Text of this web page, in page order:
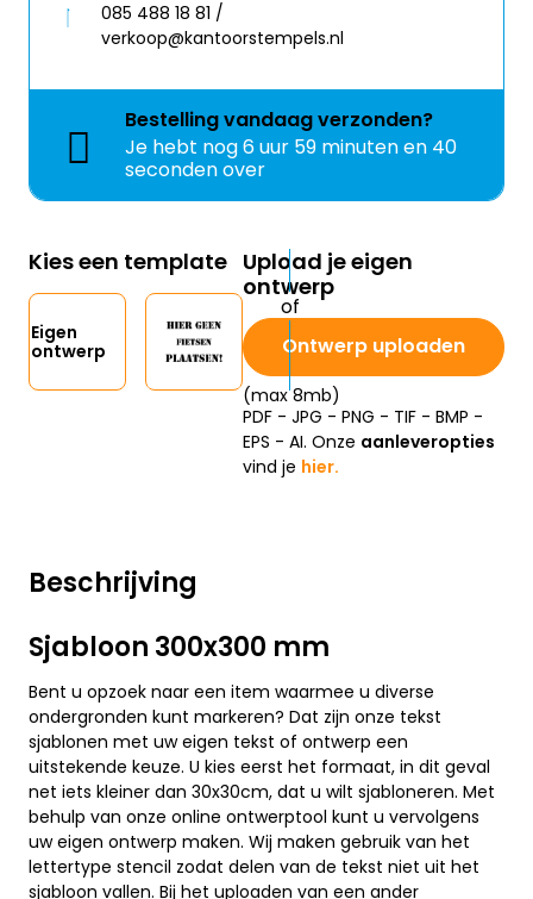
Beschrijving
Sjabloon 300x300 mm
Bent u opzoek naar een item waarmee u diverse
ondergronden kunt markeren? Dat zijn onze tekst
sjablonen met uw eigen tekst of ontwerp een
uitstekende keuze. U kies eerst het formaat, in dit geval
net iets kleiner dan 30x30cm, dat u wilt sjabloneren. Met
behulp van onze online ontwerptool kunt u vervolgens
uw eigen ontwerp maken. Wij maken gebruik van het
lettertype stencil zodat delen van de tekst niet uit het
sjabloon vallen. Bij het uploaden van een ander
085 488 18 81 /
verkoop@kantoorstempels.nl
Bestellingvandaagverzonden?
Je hebt nog6 uur 59 minuten en 39
seconden over
Kies een template
Eigen
ontwerp
Upload je eigen
ontwerp
Ontwerp uploaden
(max 8mb)
PDF - JPG - PNG - TIF - BMP -
EPS - AI. Onze aanleveropties
vind je hier.